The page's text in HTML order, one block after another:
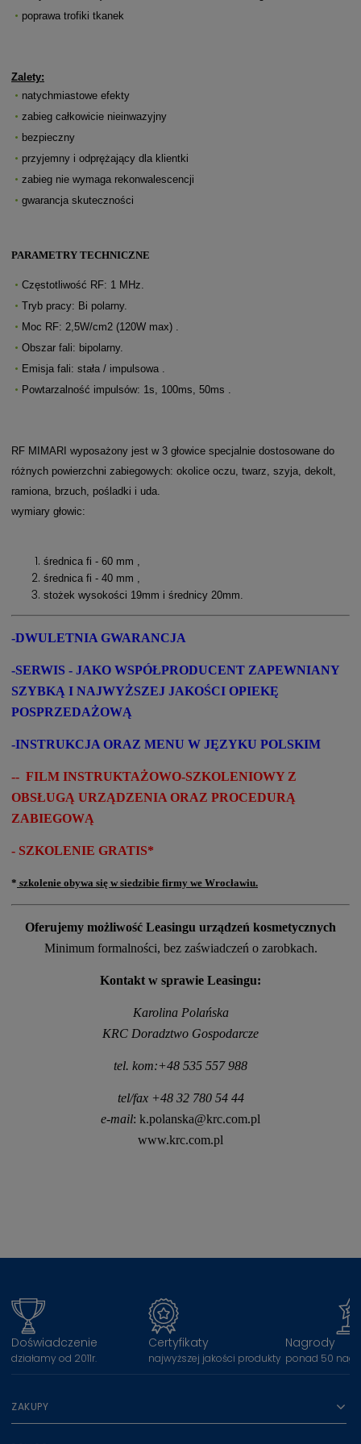
poprawa trofiki tkanek
Zalety:
natychmiastowe efekty
zabieg całkowicie nieinwazyjny
bezpieczny
przyjemny i odprężający dla klientki
zabieg nie wymaga rekonwalescencji
gwarancja skuteczności
PARAMETRY TECHNICZNE
Częstotliwość RF: 1 MHz.
Tryb pracy: Bi polarny.
Moc RF: 2,5W/cm2 (120W max) .
Obszar fali: bipolarny.
Emisja fali: stała / impulsowa .
Powtarzalność impulsów: 1s, 100ms, 50ms .
RF MIMARI wyposażony jest w 3 głowice specjalnie dostosowane do
różnych powierzchni zabiegowych: okolice oczu, twarz, szyja, dekolt,
ramiona, brzuch, pośladki i uda.
wymiary głowic:
średnica fi - 60 mm ,
średnica fi - 40 mm ,
stożek wysokości 19mm i średnicy 20mm.
-DWULETNIA GWARANCJA
-SERWIS - JAKO WSPÓŁPRODUCENT ZAPEWNIANY
SZYBKĄ I NAJWYŻSZEJ JAKOŚCI OPIEKĘ
POSPRZEDAŻOWĄ
-INSTRUKCJA ORAZ MENU W JĘZYKU POLSKIM
-- FILM INSTRUKTAŻOWO-SZKOLENIOWY Z
OBSŁUGĄ URZĄDZENIA ORAZ PROCEDURĄ
ZABIEGOWĄ
- SZKOLENIE GRATIS*
* szkolenie obywa się w siedzibie firmy we Wrocławiu.
Oferujemy możliwość Leasingu urządzeń kosmetycznych
Minimum formalności, bez zaświadczeń o zarobkach.
Kontakt w sprawie Leasingu:
Karolina Polańska
KRC Doradztwo Gospodarcze
tel. kom:+48 535 557 988
tel/fax +48 32 780 54 44
e-mail: k.polanska@krc.com.pl
www.krc.com.pl
Doświadczenie
działamy od 2011r.
Certyfikaty
najwyższej jakości produkty
Nagrody
ponad 50
ZAKUPY